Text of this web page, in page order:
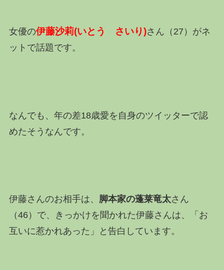
女優の伊藤沙莉(いとう さいり)さん（27）がネ
ットで話題です。
なんでも、年の差18歳愛を自身のツイッターで認
めたそうなんです。
伊藤さんのお相手は、 脚本家の蓬莱竜太さん
（46）で、きっかけを聞かれた伊藤さんは、「お
互いに惹かれあった」と告白しています。